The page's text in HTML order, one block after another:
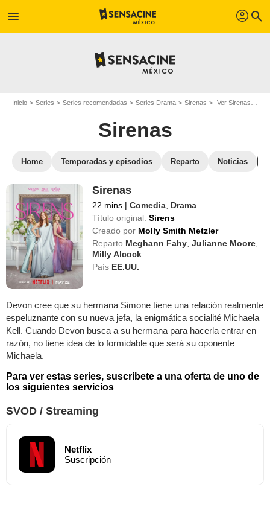
menu profil search
Inicio Series Series recomendadas Series Drama Sirenas Ver Sirenas en streaming
Sirenas
Home Temporadas y episodios Reparto Noticias
Sirenas
22 mins | Comedia Drama
Título original: Sirens
Creado por Molly Smith Metzler
Reparto Meghann Fahy ,Julianne Moore
Milly Alcock
País EE.UU.
Devon cree que su hermana Simone tiene una relación realmente
espeluznante con su nueva jefa, la enigmática socialité Michaela
Kell. Cuando Devon busca a su hermana para hacerla entrar en
razón, no tiene idea de lo formidable que será su oponente
Michaela.
Para ver estas series, suscríbete a una oferta de uno de
los siguientes servicios
SVOD / Streaming
Netflix
Suscripción